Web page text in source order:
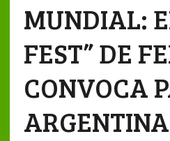
MUNDIAL:
FEST” DE
CONVOCA
ARGENTINA